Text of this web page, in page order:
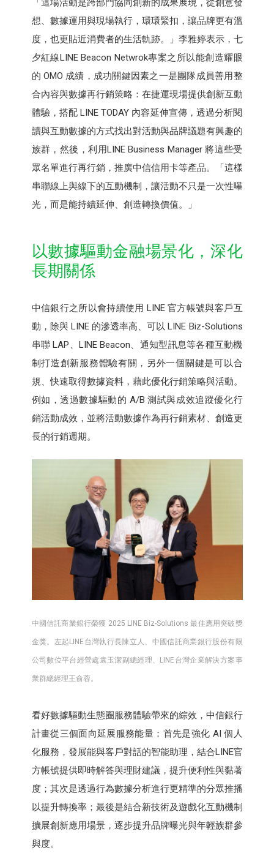
「這場活動是跨部門協同創新的成果展現，從創意發
想、數據運用與現場執行，環環緊扣，讓品牌更有溫
度，也更貼近消費者的生活軌跡。」李雅婷表示，七
夕紅線LINE Beacon Netwrok專案之所以能創造耀眼
的 OMO 成績，成功關鍵因素之一是團隊成員善用整
合內容與數據再行銷策略：在捷運現場提供創新互動
體驗，搭配 LINE TODAY 內容延伸宣傳，透過分析閱
讀與互動數據的方式找出對活動與品牌議題有興趣的
族群，然後，利用LINE Business Manager 將這些受
眾名單進行再行銷，推廣中信信用卡等產品。「這樣
串聯線上與線下的互動機制，讓活動不只是一次性曝
光，而是能持續延伸、創造轉換價值。」
以數據驅動金融場景化，深化
長期關係
中信銀行之所以會持續使用 LINE 官方帳號與客戶互
動，除與 LINE 的滲透率高、可以 LINE Biz-Solutions
串聯 LAP、LINE Beacon、通知型訊息等各種互動機
制打造創新服務體驗有關，另外一個關鍵是可以合
規、快速取得數據資料，藉此優化行銷策略與活動。
例如，透過數據驅動的 A/B 測試與成效追蹤優化行
銷活動成效，並將活動數據作為再行銷素材、創造更
長的行銷週期。
中國信託商業銀行榮獲 2025 LINE Biz-Solutions 最佳應用突破獎
金獎。左起LINE台灣執行長陳立人、中國信託商業銀行股份有限
公司數位平台經營處袁玉潔副總經理、LINE台灣企業解決方案事
業群總經理王俞蓉。
看好數據驅動生態圈服務體驗帶來的綜效，中信銀行
計畫從三個面向延展服務能量：首先是強化 AI 個人
化服務，發展能與客戶對話的智能助理，結合LINE官
方帳號提供即時解答與理財建議，提升便利性與黏著
度；其次是透過行為數據分析進行更精準的分眾推播
以提升轉換率；最後是結合新技術及遊戲化互動機制
擴展創新應用場景，逐步提升品牌曝光與年輕族群參
與度。